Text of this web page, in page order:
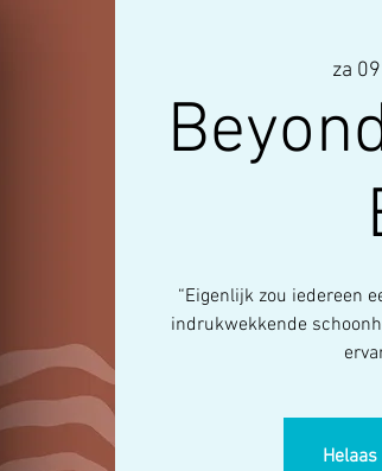
za
“Eigenlijk zou iedereen
indrukwekkende